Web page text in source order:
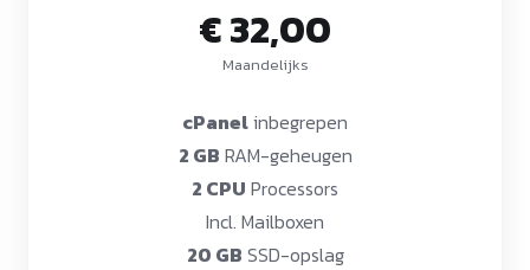
€ 32,00
Maandelijks
cPanelinbegrepen
2 GB RAM-geheugen
2 CPU Processors
Incl. Mailboxen
20 GB SSD-opslag